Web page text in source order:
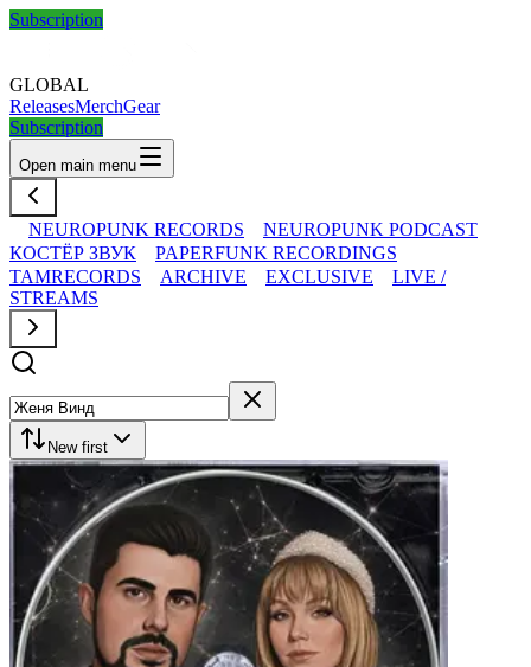
Subscription
GLOBAL
ReleasesMerchGear
Subscription
Open main menu
NEUROPUNK RECORDS
NEUROPUNK PODCAST
КОСТЁР ЗВУК
PAPERFUNK RECORDINGS
TAMRECORDS
ARCHIVE EXCLUSIVE
LIVE /
STREAMS
New first